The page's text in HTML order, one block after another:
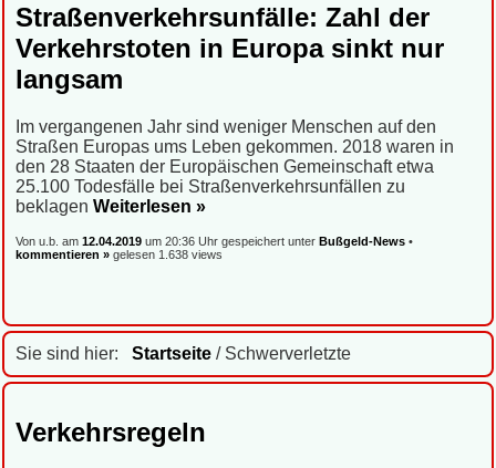
Sie sind hier: Startseite / Schwerverletzte
Verkehrsregeln
Straßenverkehrsunfälle: Zahl der
Verkehrstoten in Europa sinkt nur
langsam
Im vergangenen Jahr sind weniger Menschen auf den
Straßen Europas ums Leben gekommen. 2018 waren in
den 28 Staaten der Europäischen Gemeinschaft etwa
25.100 Todesfälle bei Straßenverkehrsunfällen zu
beklagen Weiterlesen »
Von u.b. am 12.04.2019 um 20:36 Uhr gespeichert unter Bußgeld-News •
kommentieren » gelesen 1.638 views